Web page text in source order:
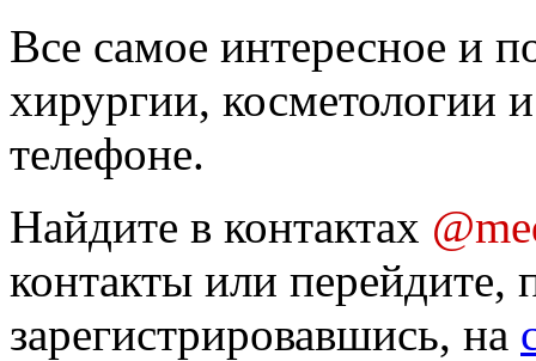
Все самое интересное и
хирургии, косметологии
телефоне.
Найдите в контактах
контакты или перейдите,
зарегистрировавшись, на